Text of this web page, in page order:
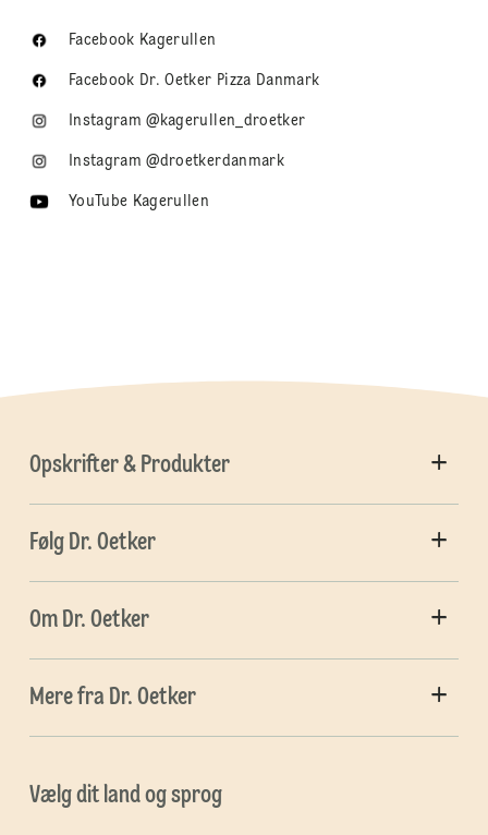
Facebook Kagerullen
Facebook Dr. Oetker Pizza Danmark
Instagram @kagerullen_droetker
Instagram @droetkerdanmark
YouTube Kagerullen
Opskrifter & Produkter
Følg Dr. Oetker
Om Dr. Oetker
Mere fra Dr. Oetker
Vælg dit land og sprog